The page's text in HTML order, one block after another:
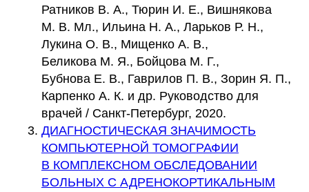
Ратников В. А., Тюрин И. Е., Вишнякова
М. В. Мл., Ильина Н. А., Ларьков Р. Н.,
Лукина О. В., Мищенко А. В.,
Беликова М. Я., Бойцова М. Г.,
Бубнова Е. В., Гаврилов П. В., Зорин Я. П.,
Карпенко А. К. и др. Руководство для
врачей / Санкт-Петербург, 2020.
ДИАГНОСТИЧЕСКАЯ ЗНАЧИМОСТЬ
КОМПЬЮТЕРНОЙ ТОМОГРАФИИ
В КОМПЛЕКСНОМ ОБСЛЕДОВАНИИ
БОЛЬНЫХ С АДРЕНОКОРТИКАЛЬНЫМ